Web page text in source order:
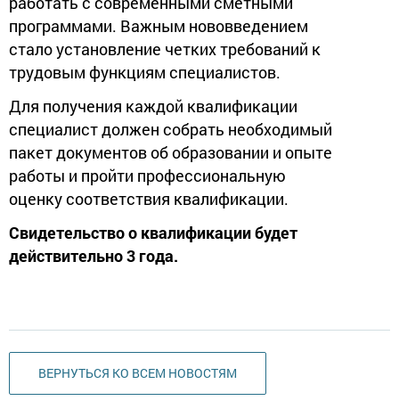
программами. Важным нововведением
стало установление четких требований к
трудовым функциям специалистов.
Для получения каждой квалификации
специалист должен собрать необходимый
пакет документов об образовании и опыте
работы и пройти профессиональную
оценку соответствия квалификации.
Свидетельство о квалификации будет
действительно 3 года.
ВЕРНУТЬСЯ КО ВСЕМ НОВОСТЯМ